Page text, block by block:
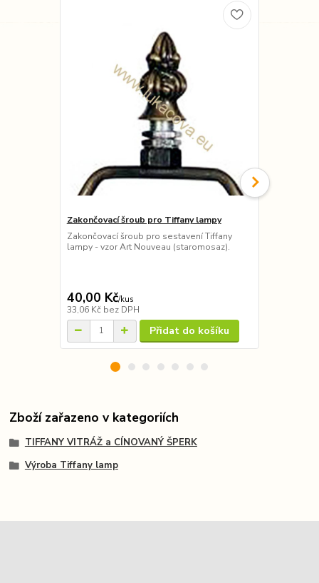
Zakončovací šroub pro Tiffany lampy
Zakončovací šroub pro sestavení Tiffany
lampy - vzor Art Nouveau (staromosaz).
40,00 Kč/kus
33,06 Kč bez DPH
Přidat do košíku
Zboží zařazeno v kategoriích
TIFFANY VITRÁŽ a CÍNOVANÝ ŠPERK
Výroba Tiffany lamp